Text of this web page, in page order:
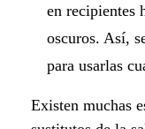
en recipientes
oscuros. Así,
para usarlas
Existen muchas